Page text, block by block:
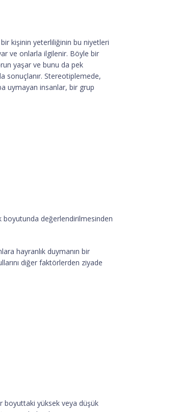
kişinin yeterliliğinin bu niyetleri
ve onlarla ilgilenir. Böyle bir
yaşar ve bunu da pek
sonuçlanır. Stereotiplemede,
uymayan insanlar, bir grup
boyutunda değerlendirilmesinden
hayranlık duymanın bir
diğer faktörlerden ziyade
boyuttaki yüksek veya düşük